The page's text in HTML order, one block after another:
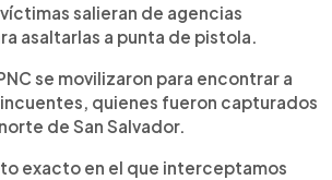
salieran de agencias
asaltarlas a punta de pistola.
se movilizaron para encontrar a
quienes fueron capturados
de San Salvador.
exacto en el que interceptamos